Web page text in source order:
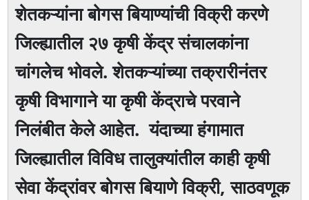
शेतकऱ्यांना बाेगस बियाण्यांची विक्री करणे
जिल्ह्यातील २७ कृषी केंद्र संचालकांना
चांगलेच भाेवले. शेतकऱ्यांच्या तक्रारीनंतर
कृषी विभागाने या कृषी केंद्राचे परवाने
निलंबीत केले आहेत. यंदाच्या हंगामात
जिल्ह्यातील विविध तालुक्यांतील काही कृषी
सेवा केंद्रांवर बोगस बियाणे विक्री, साठवणूक